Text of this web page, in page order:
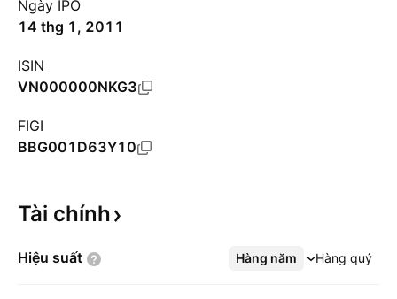
Ngày IPO
14 thg 1, 2011
ISIN
VN000000NKG3
FIGI
BBG001D63Y10
Tài chính
Hiệu suất Hàng năm Hàng quý
Xem thêm